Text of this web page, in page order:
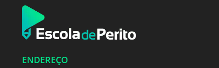
ENDEREÇO